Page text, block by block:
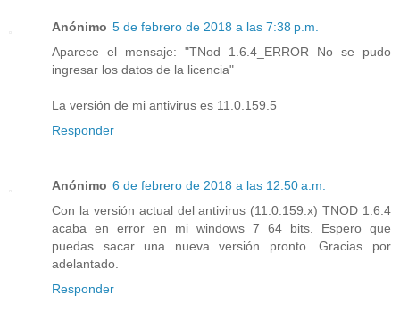
Anónimo 5 de febrero de 2018 a las 7:38 p.m.
Aparece el mensaje: "TNod 1.6.4_ERROR No se pudo
ingresar los datos de la licencia"
La versión de mi antivirus es 11.0.159.5
Responder
Anónimo 6 de febrero de 2018 a las 12:50 a.m.
Con la versión actual del antivirus (11.0.159.x) TNOD 1.6.4
acaba en error en mi windows 7 64 bits. Espero que
puedas sacar una nueva versión pronto. Gracias por
adelantado.
Responder